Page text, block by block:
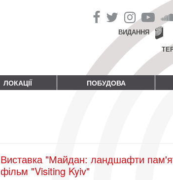
ВИДАННЯ
ЛОКАЦІЇ ПОБУДОВА
Виставка "Майдан: ландшафти
фільм "Visiting Kyiv"